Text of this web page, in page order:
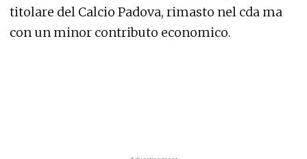
titolare del Calcio Padova, rimasto nel cda ma
con un minor contributo economico.